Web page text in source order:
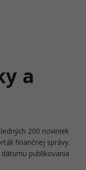
a
200 noviniek
finančnej správy.
publikovania